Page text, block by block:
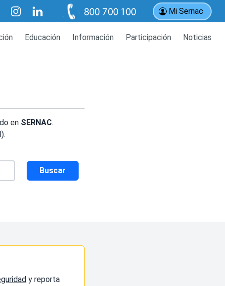
Mi Sernac
Educación Información Participación Noticias
en SERNAC.
Buscar
y reporta